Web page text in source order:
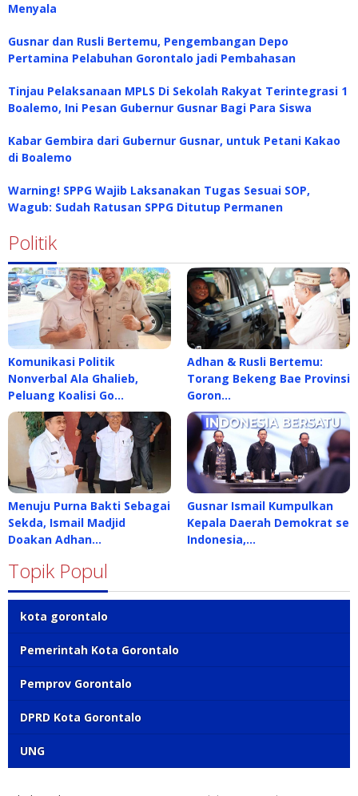
Menyala
Gusnar dan Rusli Bertemu, Pengembangan Depo
Pertamina Pelabuhan Gorontalo jadi Pembahasan
Tinjau Pelaksanaan MPLS Di Sekolah Rakyat Terintegrasi 1
Boalemo, Ini Pesan Gubernur Gusnar Bagi Para Siswa
Kabar Gembira dari Gubernur Gusnar, untuk Petani Kakao
di Boalemo
Warning! SPPG Wajib Laksanakan Tugas Sesuai SOP,
Wagub: Sudah Ratusan SPPG Ditutup Permanen
Politik
Komunikasi Politik
Nonverbal Ala Ghalieb,
Peluang Koalisi Go…
Adhan & Rusli Bertemu:
Torang Bekeng Bae Provinsi
Goron…
Menuju Purna Bakti Sebagai
Sekda, Ismail Madjid
Doakan Adhan…
Gusnar Ismail Kumpulkan
Kepala Daerah Demokrat se
Indonesia,…
Topik Popul
kota gorontalo
Pemerintah Kota Gorontalo
Pemprov Gorontalo
DPRD Kota Gorontalo
UNG